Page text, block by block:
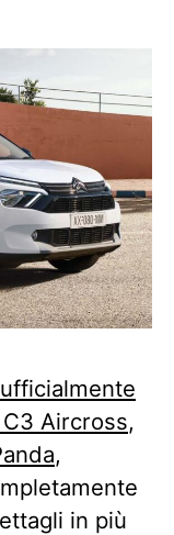
ufficialmente
Aircross,
,
in più